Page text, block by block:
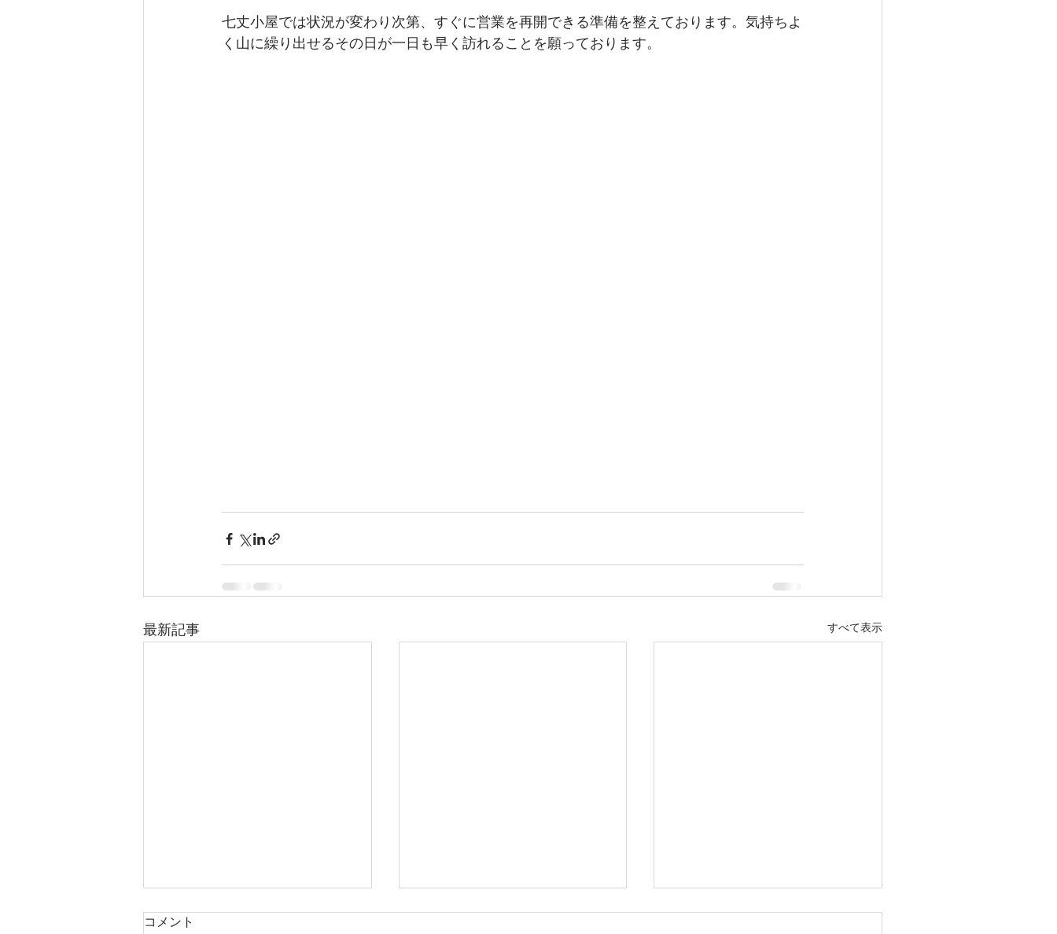
七丈小屋では状況が変わり次第、すぐに営業を再開できる準備を整えております。気持ちよ
く山に繰り出せるその日が一日も早く訪れることを願っております。
最新記事 すべて表示
コメント